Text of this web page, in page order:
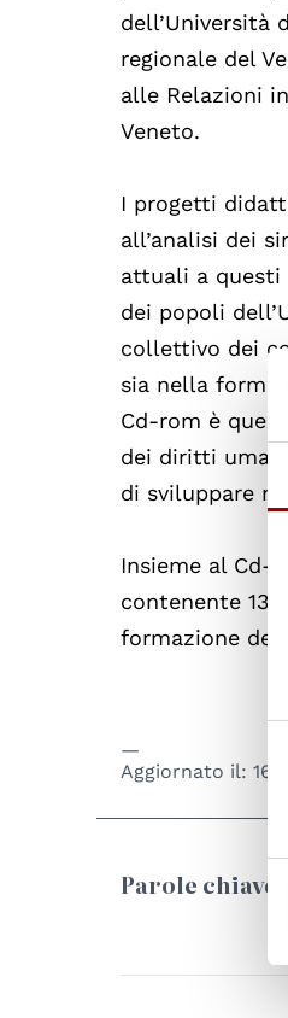
del
dell’Università
regionale del
alle Relazioni
Veneto.
I progetti
all’analisi dei
attuali a questi
dei popoli
collettivo dei
sia nella forma
Cd-rom è
dei diritti
di sviluppare
Insieme al Cd-
contenente
formazione dei
Aggiornato il:
Parole chiave